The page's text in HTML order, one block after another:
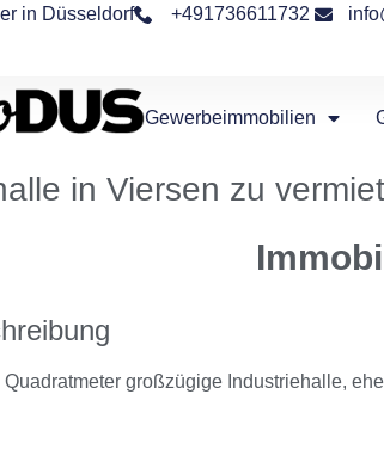
in Düsseldorf +491736611732
Gewerbeimmobilien
in Viersen zu
Quadratmeter großzügige Industriehalle,